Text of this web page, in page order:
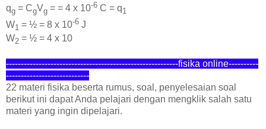
qg = CgVg = = 4 x 10-6 C = q1
W1 = ½ = 8 x 10-6 J
W2 = ½ = 4 x 10
----------------------------------------------------------fisika online----------
----------------------------
22 materi fisika beserta rumus, soal, penyelesaian soal
berikut ini dapat Anda pelajari dengan mengklik salah satu
materi yang ingin dipelajari.